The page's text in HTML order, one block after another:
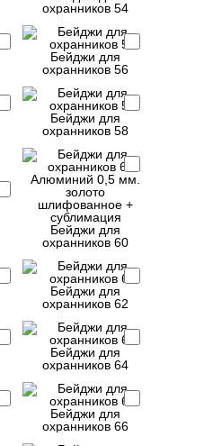
охранников 54
Бейджи для
охранников 56
Бейджи для
охранников 58
Бейджи для
охранников 60
Бейджи для
охранников 62
Бейджи для
охранников 64
Бейджи для
охранников 66